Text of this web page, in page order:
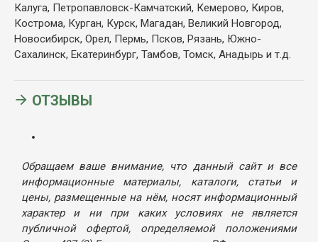
Калуга, Петропавловск-Камчатский, Кемерово, Киров,
Кострома, Курган, Курск, Магадан, Великий Новгород,
Новосибирск, Орел, Пермь, Псков, Рязань, Южно-
Сахалинск, Екатеринбург, Тамбов, Томск, Анадырь и т.д.
ОТЗЫВЫ
Обращаем ваше внимание, что данный сайт и все
информационные материалы, каталоги, статьи и
цены, размещенные на нём, носят информационный
характер и ни при каких условиях не является
публичной офертой, определяемой положениями